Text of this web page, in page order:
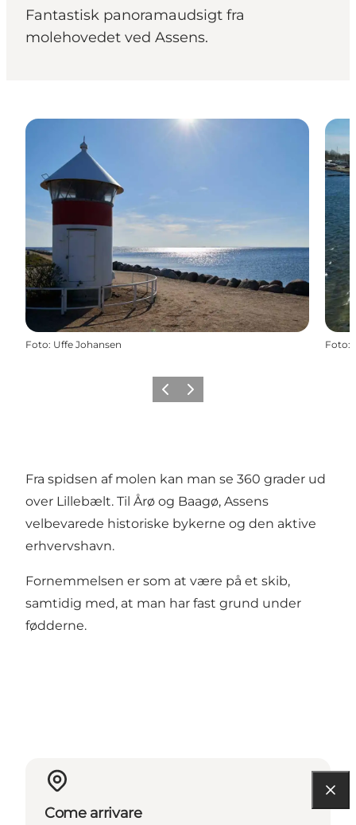
Fantastisk panoramaudsigt fra
molehovedet ved Assens.
Foto: Uffe Johansen Foto:
Precedente
Avanti
Fra spidsen af molen kan man se 360 grader ud
over Lillebælt. Til Årø og Baagø, Assens
velbevarede historiske bykerne og den aktive
erhvervshavn.
Fornemmelsen er som at være på et skib,
samtidig med, at man har fast grund under
fødderne.
Come arrivare